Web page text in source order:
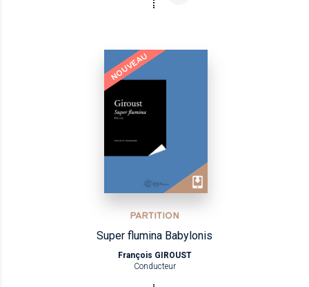
NOUVEAU
PARTITION
Super flumina Babylonis
François GIROUST
Conducteur